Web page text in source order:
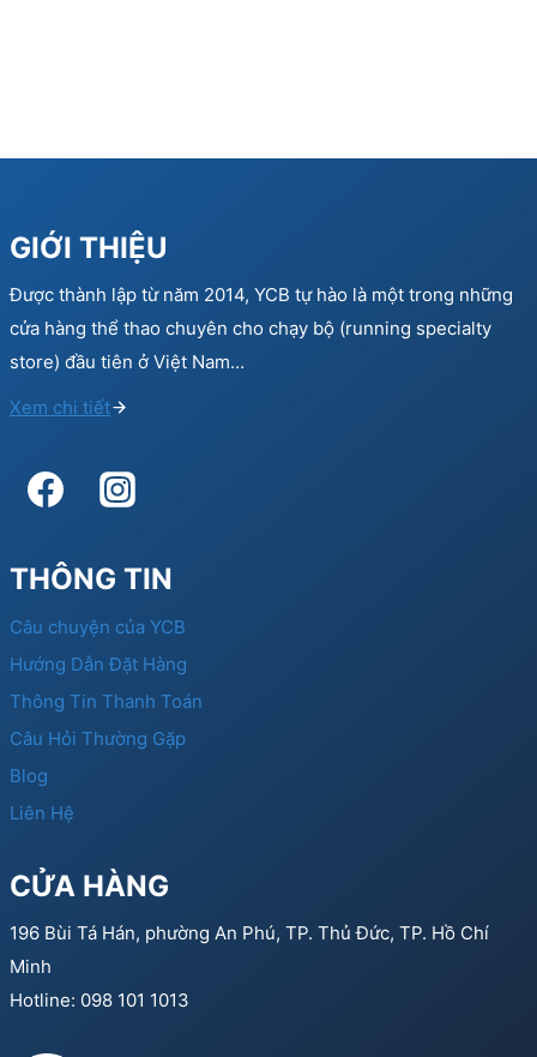
GIỚI THIỆU
Được thành lập từ năm 2014, YCB tự hào là một trong những
cửa hàng thể thao chuyên cho chạy bộ (running specialty
store) đầu tiên ở Việt Nam…
Xem chi tiết
THÔNG TIN
Câu chuyện của YCB
Hướng Dẫn Đặt Hàng
Thông Tin Thanh Toán
Câu Hỏi Thường Gặp
Blog
Liên Hệ
CỬA HÀNG
196 Bùi Tá Hán, phường An Phú, TP. Thủ Đức, TP. Hồ Chí
Minh
Hotline: 098 101 1013